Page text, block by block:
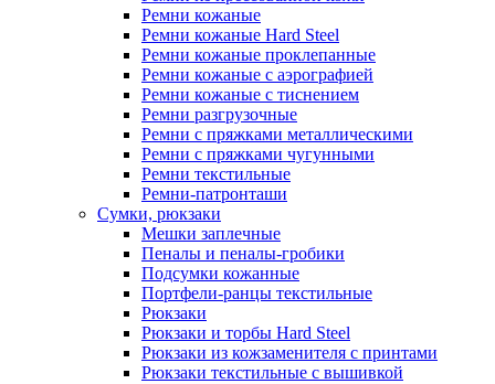
Ремни кожаные
Ремни кожаные Hard Steel
Ремни кожаные проклепанные
Ремни кожаные с аэрографией
Ремни кожаные с тиснением
Ремни разгрузочные
Ремни с пряжками металлическими
Ремни с пряжками чугунными
Ремни текстильные
Ремни-патронташи
Сумки, рюкзаки
Мешки заплечные
Пеналы и пеналы-гробики
Подсумки кожанные
Портфели-ранцы текстильные
Рюкзаки
Рюкзаки и торбы Hard Steel
Рюкзаки из кожзаменителя с принтами
Рюкзаки текстильные с вышивкой